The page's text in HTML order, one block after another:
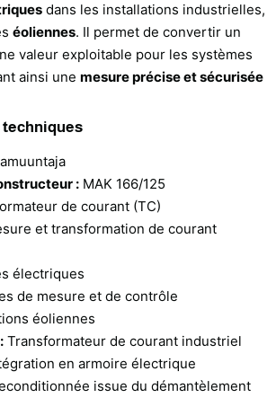
dans les installations industrielles,
éoliennes. Il permet de convertir un
valeur exploitable pour les systèmes
ainsi une mesure précise et sécurisée
: MAK 166/125
de courant (TC)
et transformation de courant
électriques
de mesure et de contrôle
éoliennes
Transformateur de courant industriel
en armoire électrique
issue du démantèlement